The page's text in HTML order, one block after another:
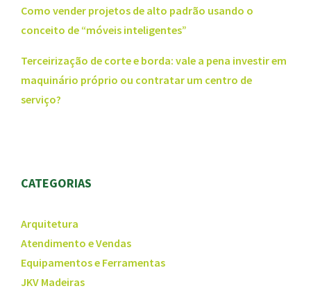
Como vender projetos de alto padrão usando o
conceito de “móveis inteligentes”
Terceirização de corte e borda: vale a pena investir em
maquinário próprio ou contratar um centro de
serviço?
CATEGORIAS
Arquitetura
Atendimento e Vendas
Equipamentos e Ferramentas
JKV Madeiras